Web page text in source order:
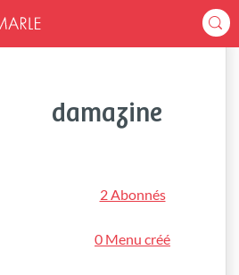
damazine
2 Abonnés
0 Menu créé